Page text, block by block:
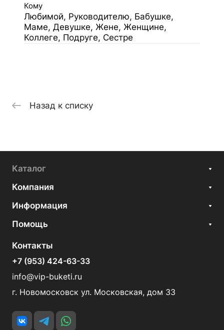
Кому
Любимой, Руководителю, Бабушке,
Маме, Девушке, Жене, Женщине,
Коллеге, Подруге, Сестре
Назад к списку
Каталог
Компания
Информация
Помощь
Контакты
+7 (953) 424-63-33
info@vip-buketi.ru
г. Новомосковск ул. Московская, дом 33